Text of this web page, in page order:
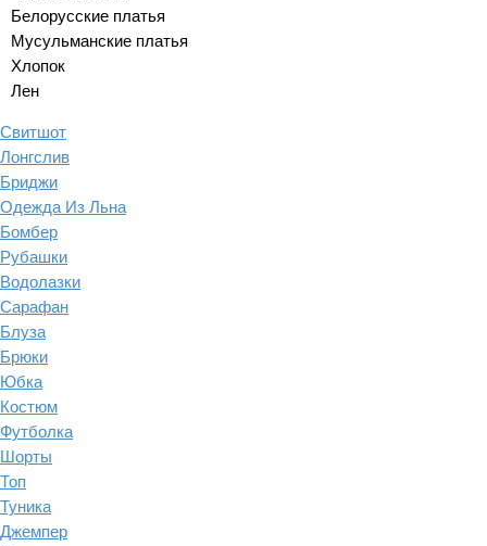
Белорусские платья
Мусульманские платья
Хлопок
Лен
Свитшот
Лонгслив
Бриджи
Одежда Из Льна
Бомбер
Рубашки
Водолазки
Сарафан
Блуза
Брюки
Юбка
Костюм
Футболка
Шорты
Топ
Туника
Джемпер